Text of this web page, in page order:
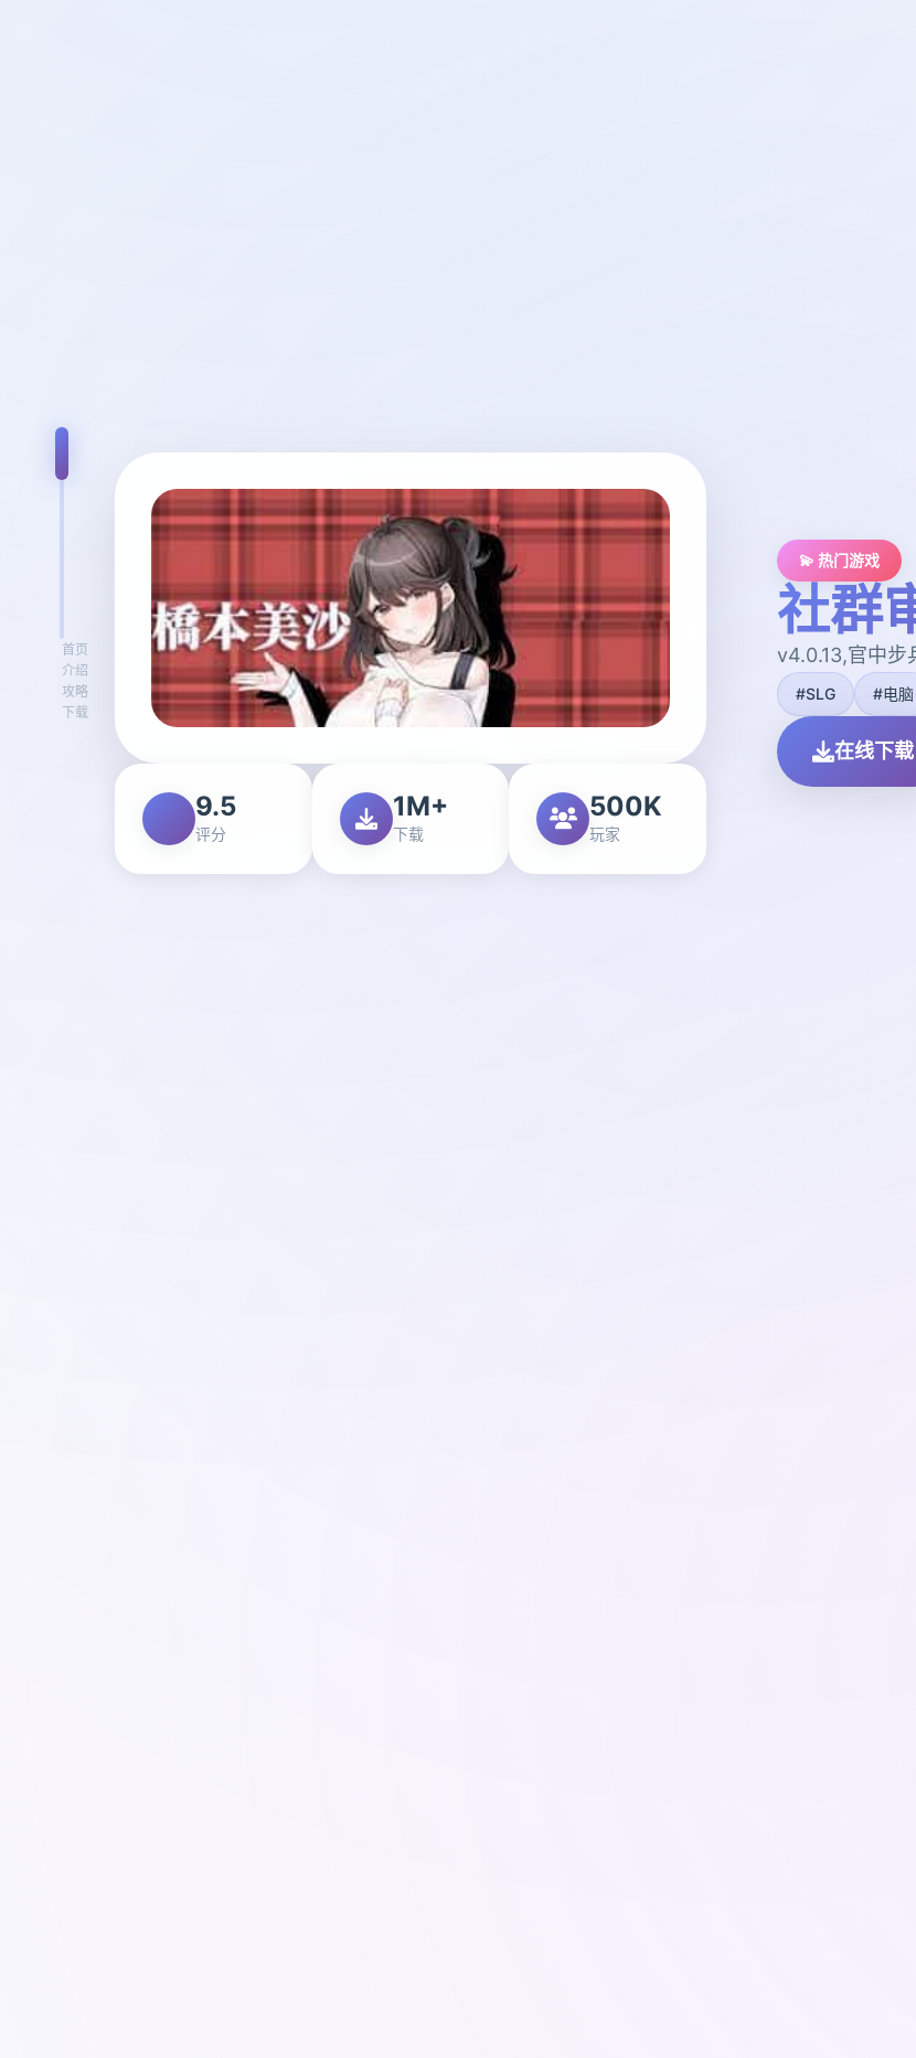
首页
介绍
攻略
下载
9.5
评分
1M+
下载
500K
玩家
💫 热门游戏
社群
v4.0.13,官中步
#SLG #电脑
在线下载